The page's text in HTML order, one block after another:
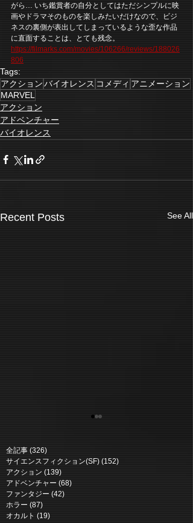
がら… いち鑑賞者の自分としてはただシンプルに映
画やドラマそのものを楽しみたいだけなので、ビジ
ネスの裏側が表出してしまっているような歪な作品
に直面することは、とても残念。
https://filmarks.com/movies/106266/reviews/188026
806
Tags:
アクションバイオレンス コメディ アニメーション
MARVEL
アクション
アドベンチャー
バイオレンス
Recent Posts See All
ニュー・ミュータント |
全記事 (326)
サイエンスフィクション(SF) (152)
アクション (139)
アドベンチャー (68)
ファンタジー (42)
ホラー (87)
オカルト (19)